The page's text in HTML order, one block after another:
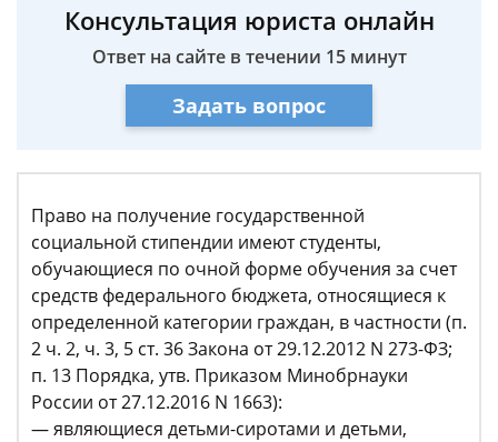
Консультация юриста онлайн
Ответ на сайте в течении 15 минут
Задать вопрос
Право на получение государственной
социальной стипендии имеют студенты,
обучающиеся по очной форме обучения за счет
средств федерального бюджета, относящиеся к
определенной категории граждан, в частности (п.
2 ч. 2, ч. 3, 5 ст. 36 Закона от 29.12.2012 N 273-ФЗ;
п. 13 Порядка, утв. Приказом Минобрнауки
России от 27.12.2016 N 1663):
— являющиеся детьми-сиротами и детьми,